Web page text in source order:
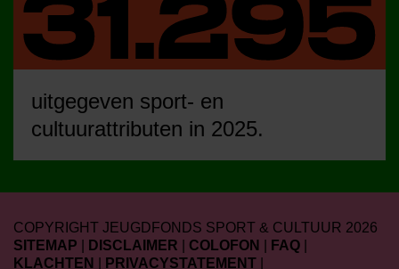
uitgegeven sport- en
cultuurattributen in 2025.
COPYRIGHT JEUGDFONDS SPORT & CULTUUR 2026
SITEMAP
DISCLAIMER COLOFON FAQ
KLACHTEN
PRIVACYSTATEMENT